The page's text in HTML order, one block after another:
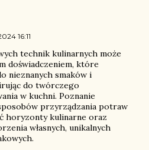
16:11
technik kulinarnych może
doświadczeniem, które
nieznanych smaków i
do twórczego
w kuchni. Poznanie
przyrządzania potraw
horyzonty kulinarne oraz
własnych, unikalnych